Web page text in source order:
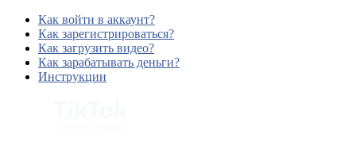
Как войти в аккаунт?
Как зарегистрироваться?
Как загрузить видео?
Как зарабатывать деньги?
Инструкции